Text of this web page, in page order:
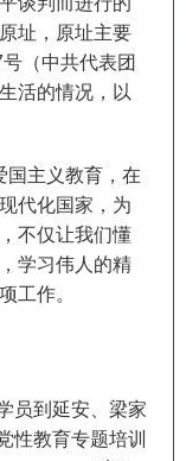
址，原址主要
（中共代表团
活的情况，以
主义教育，在
代化国家，为
不仅让我们懂
学习伟人的精
工作。
员到延安、梁家
性教育专题培训